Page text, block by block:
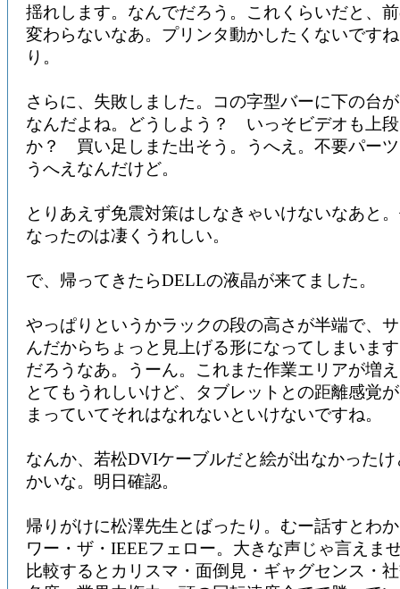
揺れします。なんでだろう。これくらいだと、
変わらないなあ。プリンタ動かしたくないです
り。
さらに、失敗しました。コの字型バーに下の台
なんだよね。どうしよう？ いっそビデオも上
か？ 買い足しまた出そう。うへえ。不要パー
うへえなんだけど。
とりあえず免震対策はしなきゃいけないなあと
なったのは凄くうれしい。
で、帰ってきたらDELLの液晶が来てました。
やっぱりというかラックの段の高さが半端で、
んだからちょっと見上げる形になってしまいま
だろうなあ。うーん。これまた作業エリアが増
とてもうれしいけど、タブレットとの距離感覚
まっていてそれはなれないといけないですね。
なんか、若松DVIケーブルだと絵が出なかった
かいな。明日確認。
帰りがけに松澤先生とばったり。むー話すとわ
ワー・ザ・IEEEフェロー。大きな声じゃ言えま
比較するとカリスマ・面倒見・ギャグセンス・